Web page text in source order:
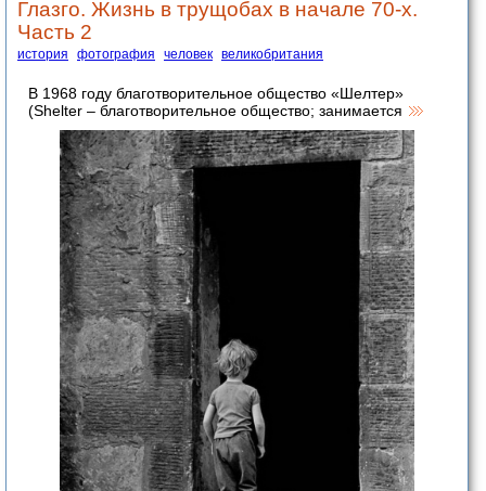
Глазго. Жизнь в трущобах в начале 70-х.
Часть 2
история фотография человек великобритания
В 1968 году благотворительное общество «Шелтер»
(Shelter – благотворительное общество; занимается